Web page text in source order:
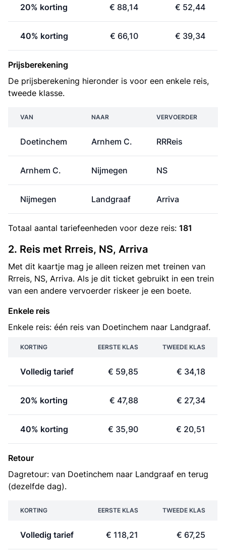
20% korting € 88,14 € 52,44
40% korting € 66,10 € 39,34
Prijsberekening
De prijsberekening hieronder is voor een enkele reis,
tweede klasse.
VAN NAAR VERVOERDER
Doetinchem Arnhem C. RRReis
Arnhem C. Nijmegen NS
Nijmegen Landgraaf Arriva
Totaal aantal tariefeenheden voor deze reis: 181
2. Reis met Rrreis, NS, Arriva
Met dit kaartje mag je alleen reizen met treinen van
Rrreis, NS, Arriva. Als je dit ticket gebruikt in een trein
van een andere vervoerder riskeer je een boete.
Enkele reis
Enkele reis: één reis van Doetinchem naar Landgraaf.
KORTING EERSTE KLAS TWEEDE KLAS
Volledig tarief € 59,85 € 34,18
20% korting € 47,88 € 27,34
40% korting € 35,90 € 20,51
Retour
Dagretour: van Doetinchem naar Landgraaf en terug
(dezelfde dag).
KORTING EERSTE KLAS TWEEDE KLAS
Volledig tarief € 118,21 € 67,25